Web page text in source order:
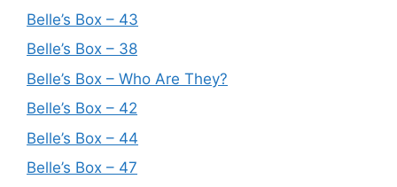
Belle’s Box – 43
Belle’s Box – 38
Belle’s Box – Who Are They?
Belle’s Box – 42
Belle’s Box – 44
Belle’s Box – 47